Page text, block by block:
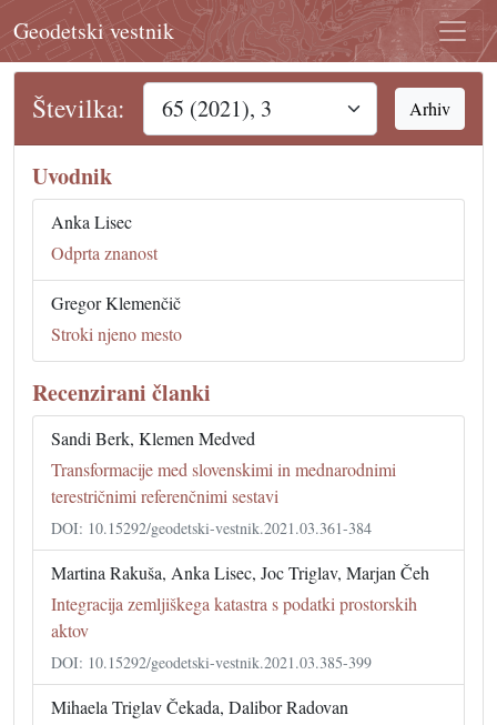
Geodetski vestnik
Številka: Arhiv
Uvodnik
Anka Lisec
Odprta znanost
Gregor Klemenčič
Stroki njeno mesto
Recenzirani članki
Sandi Berk, Klemen Medved
Transformacije med slovenskimi in mednarodnimi
terestričnimi referenčnimi sestavi
DOI: 10.15292/geodetski-vestnik.2021.03.361-384
Martina Rakuša, Anka Lisec, Joc Triglav, Marjan Čeh
Integracija zemljiškega katastra s podatki prostorskih
aktov
DOI: 10.15292/geodetski-vestnik.2021.03.385-399
Mihaela Triglav Čekada, Dalibor Radovan